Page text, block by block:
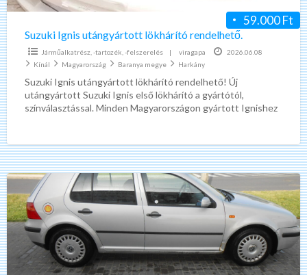
59.000 Ft
Suzuki Ignis utángyártott lökhárító rendelhető.
Járműalkatrész, -tartozék, -felszerelés | viragapa
2026.06.08
Kínál
Magyarország Baranya megye Harkány
Suzuki Ignis utángyártott lökhárító rendelhető! Új
utángyártott Suzuki Ignis első lökhárító a gyártótól,
színválasztással. Minden Magyarországon gyártott Ignishez
VW
Golf
4,
1997-
es,1,9TDI
(66kw-